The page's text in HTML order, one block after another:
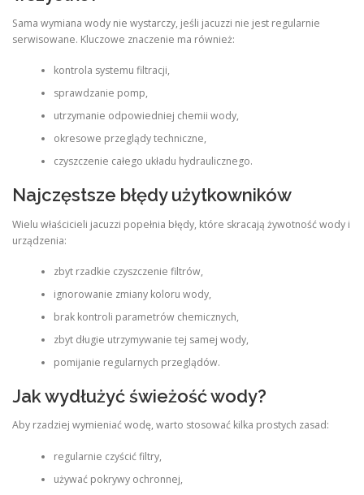
Sama wymiana wody nie wystarczy, jeśli jacuzzi nie jest regularnie
serwisowane. Kluczowe znaczenie ma również:
kontrola systemu filtracji,
sprawdzanie pomp,
utrzymanie odpowiedniej chemii wody,
okresowe przeglądy techniczne,
czyszczenie całego układu hydraulicznego.
Najczęstsze błędy użytkowników
Wielu właścicieli jacuzzi popełnia błędy, które skracają żywotność wody i
urządzenia:
zbyt rzadkie czyszczenie filtrów,
ignorowanie zmiany koloru wody,
brak kontroli parametrów chemicznych,
zbyt długie utrzymywanie tej samej wody,
pomijanie regularnych przeglądów.
Jak wydłużyć świeżość wody?
Aby rzadziej wymieniać wodę, warto stosować kilka prostych zasad:
regularnie czyścić filtry,
używać pokrywy ochronnej,